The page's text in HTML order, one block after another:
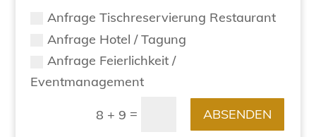
Anfrage Tischreservierung Restaurant
Anfrage Hotel / Tagung
Anfrage Feierlichkeit /
Eventmanagement
8 + 9 = ABSENDEN